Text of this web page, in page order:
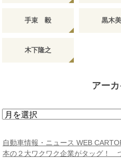
手束 毅 黒木
木下隆之
アー
ア
カ
イ
自動車情報・ニュース WEB
本の２大ワクワク企業がタッグ！